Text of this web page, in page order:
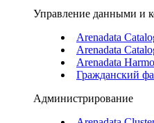
Управление данными и
Arenadata
Arenadata
Arenadata
Гражданский
Администрирование